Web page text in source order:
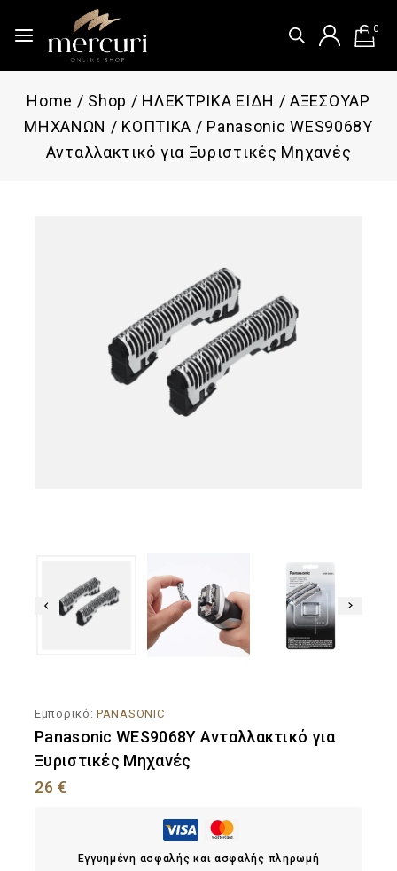
0
Home / Shop / ΗΛΕΚΤΡΙΚΑ ΕΙΔΗ / ΑΞΕΣΟΥΑΡ
ΜΗΧΑΝΩΝ / ΚΟΠΤΙΚΑ / Panasonic WES9068Y
Ανταλλακτικό για Ξυριστικές Μηχανές
Εμπορικό: PANASONIC
Panasonic WES9068Y Ανταλλακτικό για
Ξυριστικές Μηχανές
26€
Εγγυημένη ασφαλής και ασφαλής πληρωμή